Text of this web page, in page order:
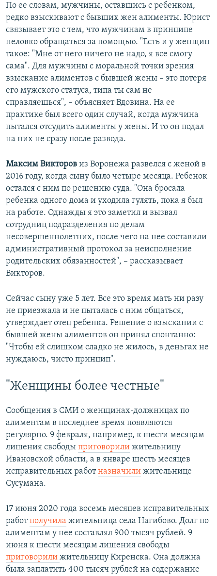
По ее словам, мужчины, оставшись с ребенком,
редко взыскивают с бывших жен алименты. Юрист
связывает это с тем, что мужчинам в принципе
неловко обращаться за помощью. "Есть и у женщин
такое: "Мне от него ничего не надо, я все смогу
сама". Для мужчины с моральной точки зрения
взыскание алиментов с бывшей жены – это потеря
его мужского статуса, типа ты сам не
справляешься", – объясняет Вдовина. На ее
практике был всего один случай, когда мужчина
пытался отсудить алименты у жены. И то он подал
на них не сразу после развода.
Максим Викторов из Воронежа развелся с женой в
2016 году, когда сыну было четыре месяца. Ребенок
остался с ним по решению суда. "Она бросала
ребенка одного дома и уходила гулять, пока я был
на работе. Однажды я это заметил и вызвал
сотрудниц подразделения по делам
несовершеннолетних, после чего на нее составили
административный протокол за неисполнение
родительских обязанностей", – рассказывает
Викторов.
Сейчас сыну уже 5 лет. Все это время мать ни разу
не приезжала и не пыталась с ним общаться,
утверждает отец ребенка. Решение о взыскании с
бывшей жены алиментов он принял спонтанно:
"Чтобы ей слишком сладко не жилось, в деньгах не
нуждаюсь, чисто принцип".
"Женщины более честные"
Сообщения в СМИ о женщинах-должницах по
алиментам в последнее время появляются
регулярно. 9 февраля, например, к шести месяцам
лишения свободы приговорили жительницу
Ивановской области, а в январе шесть месяцев
исправительных работназначили жительнице
Сусумана.
17 июня 2020 года восемь месяцев исправительных
работполучила жительница села Нагибово. Долг по
алиментам у нее составлял 900 тысяч рублей. 9
июня к шести месяцам лишения свободы
приговорили жительницу Киренска. Она должна
была заплатить 400 тысяч рублей на содержание